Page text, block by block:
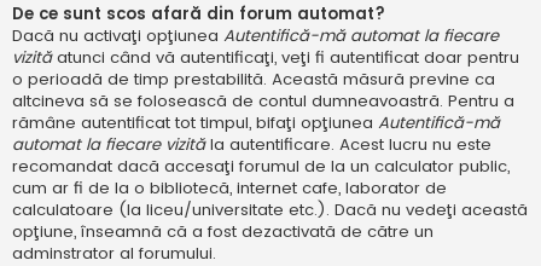
De ce sunt scos afară din forum automat?
Dacă nu activaţi opţiunea Autentifică-mă automat la fiecare
vizităatunci când vă autentificaţi, veţi fi autentificat doar pentru
o perioadă de timp prestabilită. Această măsură previne ca
altcineva să se folosească de contul dumneavoastră. Pentru a
rămâne autentificat tot timpul, bifaţi opţiunea Autentifică-mă
automat la fiecare vizităla autentificare. Acest lucru nu este
recomandat dacă accesaţi forumul de la un calculator public,
cum ar fi de la o bibliotecă, internet cafe, laborator de
calculatoare (la liceu/universitate etc.). Dacă nu vedeţi această
opţiune, înseamnă că a fost dezactivată de către un
adminstrator al forumului.